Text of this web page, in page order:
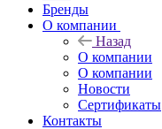
Бренды
О компании
Назад
О компании
О компании
Новости
Сертификаты
Контакты